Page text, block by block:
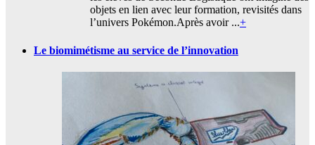
objets en lien avec leur formation, revisités dans
l’univers Pokémon.Après avoir ...+
Le biomimétisme au service de l’innovation